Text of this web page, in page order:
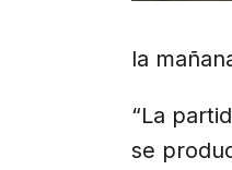
la
“La
se